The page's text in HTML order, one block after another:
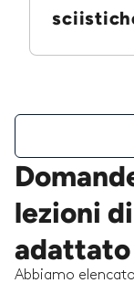
lezioni
Abbiamo